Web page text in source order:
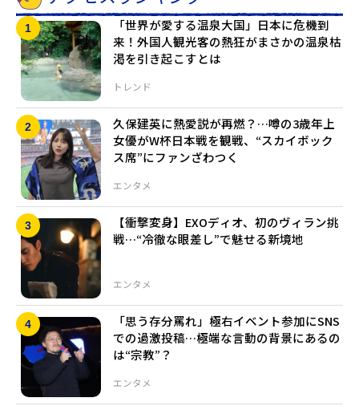
トレンド
「世界が愛する温泉大国」日本に危機到
来！外国人観光客の熱狂がまさかの温泉枯
渇を引き起こすとは
エンタメ
久保建英に熱愛説が再燃？…噂の3歳年上
女優がW杯日本戦を観戦、“スカイボック
ス席”にファンざわつく
エンタメ
【衝撃変身】EXOディオ、初のヴィラン挑
戦…“冷徹な眼差し”で魅せる新境地
エンタメ
「思う存分罵れ」極右イベント参加にSNS
での過激投稿…極端な言動の背景にあるの
は“宗教”？